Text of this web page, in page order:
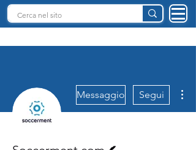
Messaggio Segui